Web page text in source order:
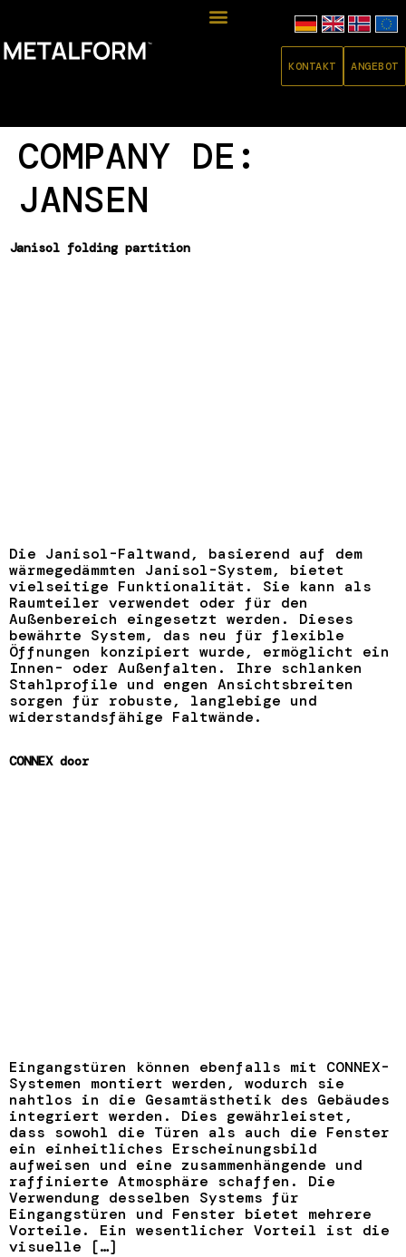
KONTAKT ANGEBOT
COMPANY DE:
JANSEN
Janisol folding partition
Die Janisol-Faltwand, basierend auf dem
wärmegedämmten Janisol-System, bietet
vielseitige Funktionalität. Sie kann als
Raumteiler verwendet oder für den
Außenbereich eingesetzt werden. Dieses
bewährte System, das neu für flexible
Öffnungen konzipiert wurde, ermöglicht ein
Innen- oder Außenfalten. Ihre schlanken
Stahlprofile und engen Ansichtsbreiten
sorgen für robuste, langlebige und
widerstandsfähige Faltwände.
CONNEX door
Eingangstüren können ebenfalls mit CONNEX-
Systemen montiert werden, wodurch sie
nahtlos in die Gesamtästhetik des Gebäudes
integriert werden. Dies gewährleistet,
dass sowohl die Türen als auch die Fenster
ein einheitliches Erscheinungsbild
aufweisen und eine zusammenhängende und
raffinierte Atmosphäre schaffen. Die
Verwendung desselben Systems für
Eingangstüren und Fenster bietet mehrere
Vorteile. Ein wesentlicher Vorteil ist die
visuelle […]